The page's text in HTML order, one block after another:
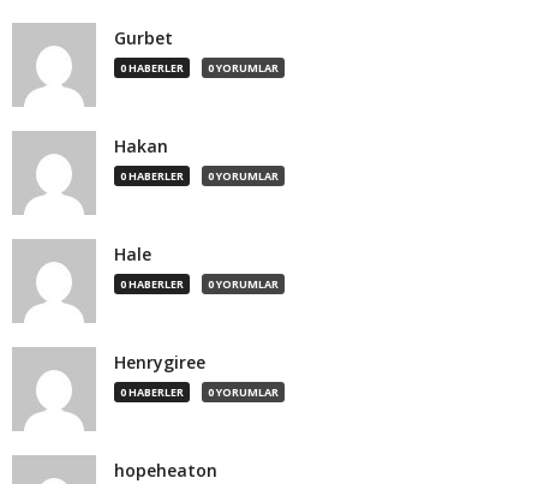
Gurbet
0 HABERLER 0 YORUMLAR
Hakan
0 HABERLER 0 YORUMLAR
Hale
0 HABERLER 0 YORUMLAR
Henrygiree
0 HABERLER 0 YORUMLAR
hopeheaton